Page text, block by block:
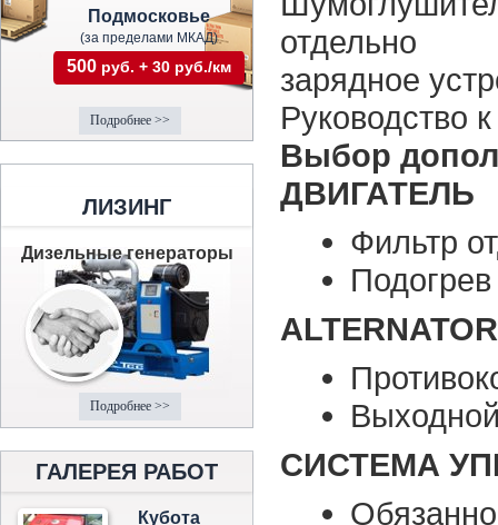
Подмосковье
(за пределами МКАД)
500 руб. + 30 руб./км
Подробнее >>
ЛИЗИНГ
Дизельные генераторы
Подробнее >>
ГАЛЕРЕЯ РАБОТ
Кубота
отдельно
зарядное
Руководство
Выбор
ДВИГАТЕЛЬ
Фильтр
ALTERNATOR
СИСТЕМА